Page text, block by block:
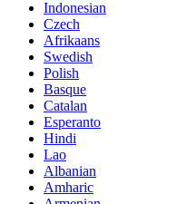
Indonesian
Czech
Afrikaans
Swedish
Polish
Basque
Catalan
Esperanto
Hindi
Lao
Albanian
Amharic